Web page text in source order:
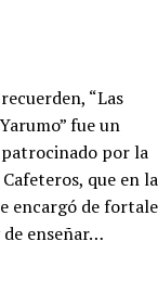
“Las
fue un
por la
que en la
encargó de
enseñar…